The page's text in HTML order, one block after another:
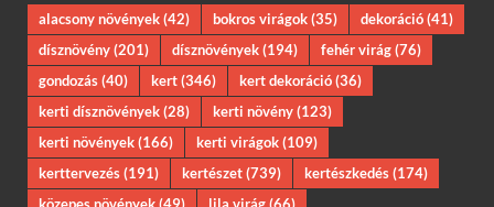
alacsony növények(42) bokros virágok(35) dekoráció(41)
dísznövény(201) dísznövények(194) fehér virág(76)
gondozás(40) kert(346) kert dekoráció(36)
kerti dísznövények(28) kerti növény(123)
kerti növények(166) kerti virágok(109)
kerttervezés(191) kertészet(739) kertészkedés(174)
közepes növények(49) lila virág(66)